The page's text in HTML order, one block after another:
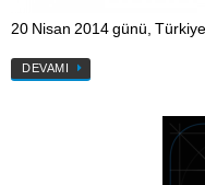
20 Nisan 2014 günü,
DEVAMI